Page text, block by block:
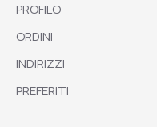
PROFILO
ORDINI
INDIRIZZI
PREFERITI